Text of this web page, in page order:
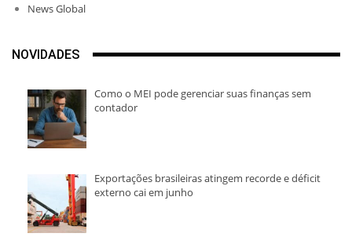
News Global
NOVIDADES
Como o MEI pode gerenciar suas finanças sem
contador
Exportações brasileiras atingem recorde e déficit
externo cai em junho